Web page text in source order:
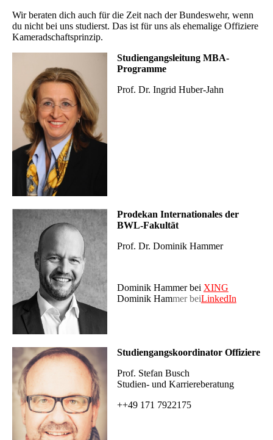
Wir beraten dich auch für die Zeit nach der Bundeswehr, wenn
du nicht bei uns studierst. Das ist für uns als ehemalige Offiziere
Kameradschaftsprinzip.
Studiengangsleitung MBA-
Programme
Prof. Dr. Ingrid Huber-Jahn
Prodekan Internationales der
BWL-Fakultät
Prof. Dr. Dominik Hammer
Dominik Hammer bei XING
Dominik Hammer beiLinkedIn
Studiengangskoordinator Offiziere
Prof. Stefan Busch
Studien- und Karriereberatung
++49 171 7922175